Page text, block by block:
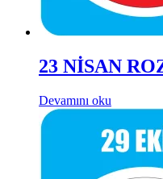
23 NİSAN
Devamını oku